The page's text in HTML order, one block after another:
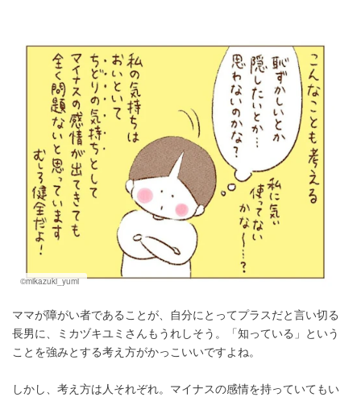
©mikazuki_yumi
ママが障がい者であることが、自分にとってプラスだと言い切る
長男に、ミカヅキユミさんもうれしそう。「知っている」という
ことを強みとする考え方がかっこいいですよね。
しかし、考え方は人それぞれ。マイナスの感情を持っていてもい